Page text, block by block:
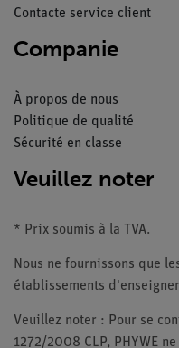
Contacte service client
Companie
À propos de nous
Politique de qualité
Sécurité en classe
Veuillez noter
* Prix soumis à la TVA.
Nous ne fournissons que
établissements
Veuillez noter : Pour se
1272/2008 CLP, PHYWE